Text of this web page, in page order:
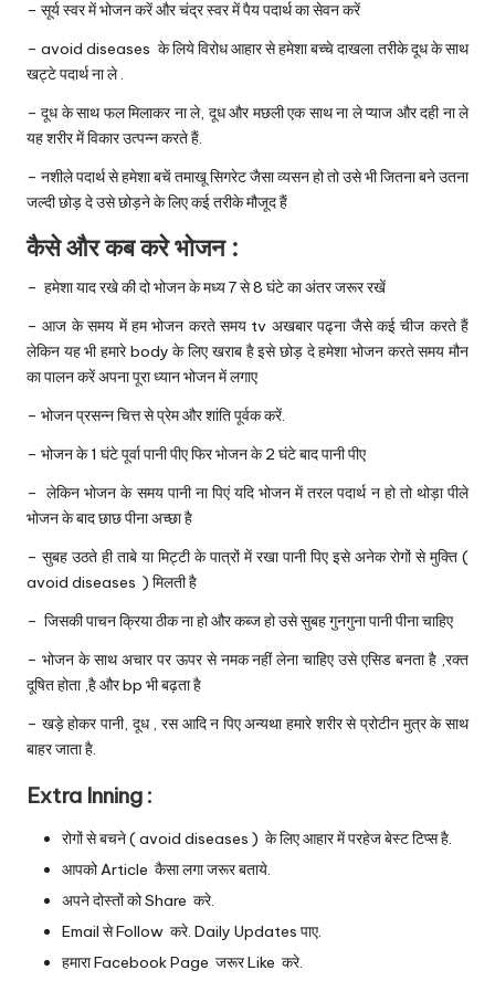
– सूर्य स्वर में भोजन करें और चंद्र स्वर में पैय पदार्थ का सेवन करें
– avoid diseases के लिये विरोध आहार से हमेशा बच्चे दाखला तरीके दूध के साथ
खट्टे पदार्थ ना ले .
– दूध के साथ फल मिलाकर ना ले, दूध और मछली एक साथ ना ले प्याज और दही ना ले
यह शरीर में विकार उत्पन्न करते हैं.
– नशीले पदार्थ से हमेशा बचें तमाखू सिगरेट जैसा व्यसन हो तो उसे भी जितना बने उतना
जल्दी छोड़ दे उसे छोड़ने के लिए कई तरीके मौजूद हैं
कैसे और कब करे भोजन :
– हमेशा याद रखे की दो भोजन के मध्य 7 से 8 घंटे का अंतर जरूर रखें
– आज के समय में हम भोजन करते समय tv अखबार पढ्ना जैसे कई चीज करते हैं
लेकिन यह भी हमारे body के लिए खराब है इसे छोड़ दे हमेशा भोजन करते समय मौन
का पालन करें अपना पूरा ध्यान भोजन में लगाए
– भोजन प्रसन्न चित्त से प्रेम और शांति पूर्वक करें.
– भोजन के 1 घंटे पूर्वा पानी पीए फिर भोजन के 2 घंटे बाद पानी पीए
– लेकिन भोजन के समय पानी ना पिएं यदि भोजन में तरल पदार्थ न हो तो थोड़ा पीले
भोजन के बाद छाछ पीना अच्छा है
– सुबह उठते ही ताबे या मिट्टी के पात्रों में रखा पानी पिए इसे अनेक रोगों से मुक्ति (
avoid diseases ) मिलती है
– जिसकी पाचन क्रिया ठीक ना हो और कब्ज हो उसे सुबह गुनगुना पानी पीना चाहिए
– भोजन के साथ अचार पर ऊपर से नमक नहीं लेना चाहिए उसे एसिड बनता है ,रक्त
दूषित होता ,है और bp भी बढ़ता है
– खड़े होकर पानी, दूध , रस आदि न पिए अन्यथा हमारे शरीर से प्रोटीन मुत्र के साथ
बाहर जाता है.
Extra Inning :
रोगों से बचने ( avoid diseases ) के लिए आहार में परहेज बेस्ट टिप्स है.
आपको Article कैसा लगा जरूर बताये.
अपने दोस्तों को Share करे.
Email से Follow करे. Daily Updates पाए.
हमाराFacebook Page जरूर Like करे.